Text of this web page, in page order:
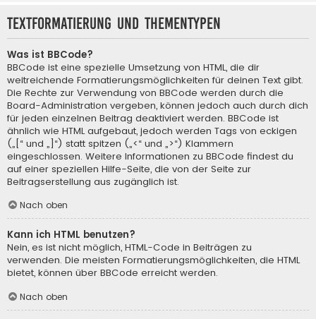
Textformatierung und Thementypen
Was ist BBCode?
BBCode ist eine spezielle Umsetzung von HTML, die dir
weitreichende Formatierungsmöglichkeiten für deinen Text gibt.
Die Rechte zur Verwendung von BBCode werden durch die
Board-Administration vergeben, können jedoch auch durch dich
für jeden einzelnen Beitrag deaktiviert werden. BBCode ist
ähnlich wie HTML aufgebaut, jedoch werden Tags von eckigen
(„[“ und „]“) statt spitzen („<“ und „>“) Klammern
eingeschlossen. Weitere Informationen zu BBCode findest du
auf einer speziellen Hilfe-Seite, die von der Seite zur
Beitragserstellung aus zugänglich ist.
Nach oben
Kann ich HTML benutzen?
Nein, es ist nicht möglich, HTML-Code in Beiträgen zu
verwenden. Die meisten Formatierungsmöglichkeiten, die HTML
bietet, können über BBCode erreicht werden.
Nach oben